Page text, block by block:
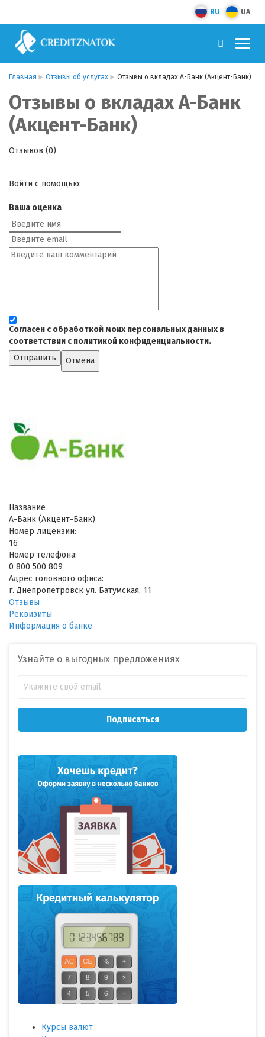
RU UA
Главная Отзывы об услугах Отзывы о вкладах А-Банк (Акцент-Банк)
Отзывы о вкладах А-Банк
(Акцент-Банк)
Отзывов (0)
Войти с помощью:
Ваша оценка
Согласен с обработкой моих персональных данных в
соответствии с политикой конфиденциальности.
Отправить
Отмена
Название
А-Банк (Акцент-Банк)
Номер лицензии:
16
Номер телефона:
0 800 500 809
Адрес головного офиса:
г. Днепропетровск ул. Батумская, 11
Отзывы
Реквизиты
Информация о банке
Узнайте о выгодных предложениях
Подписаться
Курсы валют